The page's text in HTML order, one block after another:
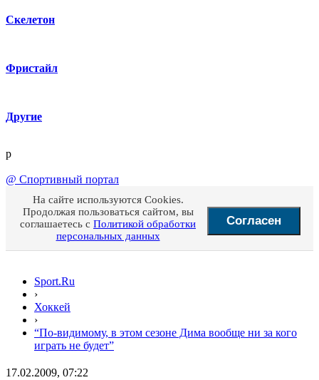
Скелетон
Фристайл
Другие
p
@ Спортивный портал
На сайте используются Cookies.
Продолжая пользоваться сайтом, вы
соглашаетесь с Политикой обработки
персональных данных
Согласен
Sport.Ru
›
Хоккей
›
“По-видимому, в этом сезоне Дима вообще ни за кого
играть не будет”
17.02.2009, 07:22